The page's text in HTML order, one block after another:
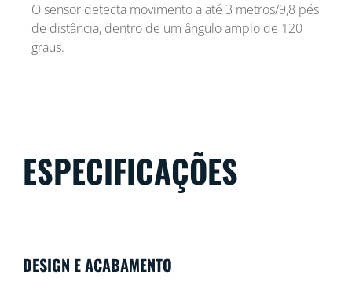
O sensor detecta movimento a até 3 metros/9,8 pés
de distância, dentro de um ângulo amplo de 120
graus.
ESPECIFICAÇÕES
DESIGN E ACABAMENTO